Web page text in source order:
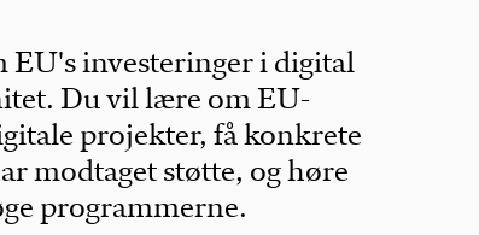
EU's investeringer i digital
Du vil lære om EU-
projekter, få konkrete
modtaget støtte, og høre
programmerne.